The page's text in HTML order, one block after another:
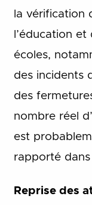
la vérification
l’éducation
écoles,
des incidents
des
nombre réel
est
rapporté
Reprise des